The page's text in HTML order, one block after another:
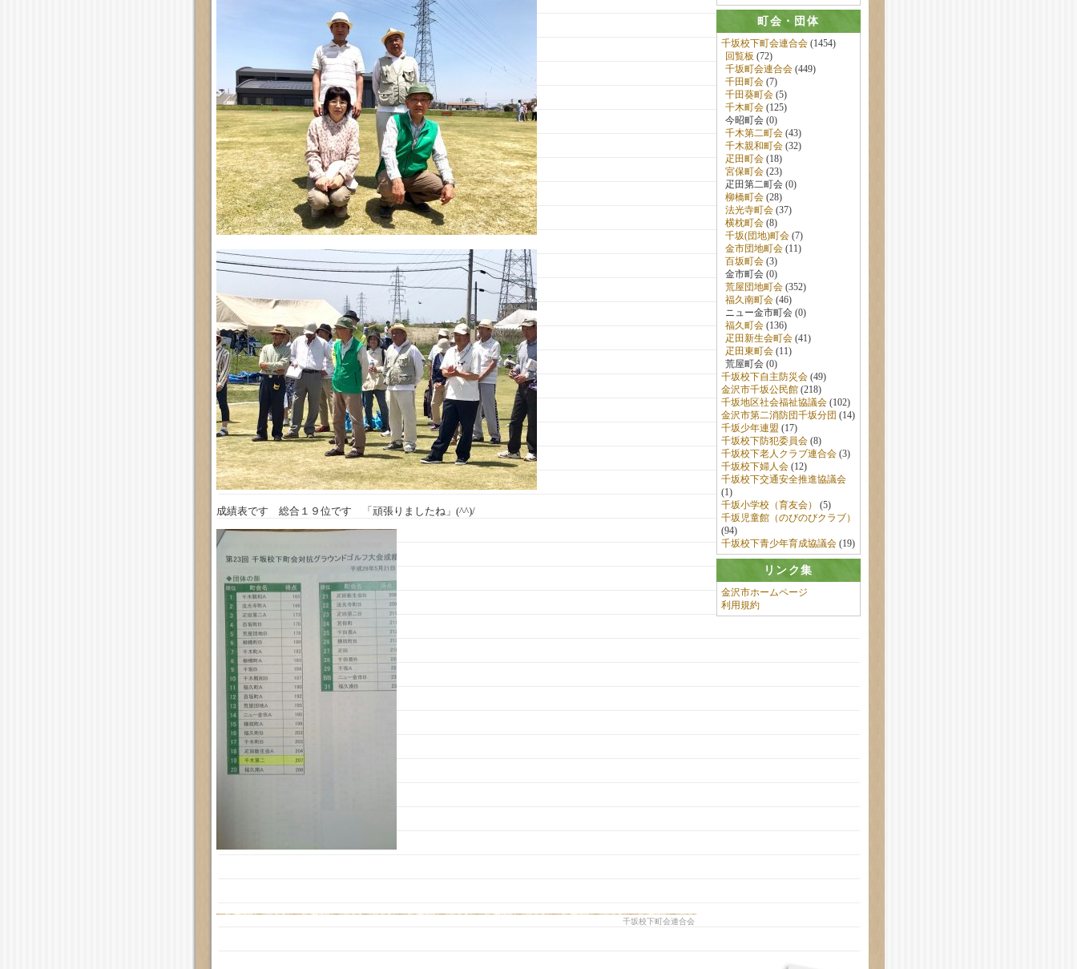
町会・団体
千坂校下町会連合会(1454)
回覧板 (72)
千坂町会連合会(449)
千田町会(7)
千田葵町会(5)
千木町会(125)
今昭町会 (0)
千木第二町会(43)
千木親和町会(32)
疋田町会(18)
宮保町会(23)
疋田第二町会 (0)
柳橋町会(28)
法光寺町会(37)
横枕町会(8)
千坂(団地)町会(7)
金市団地町会(11)
百坂町会(3)
金市町会 (0)
荒屋団地町会(352)
福久南町会(46)
ニュー金市町会 (0)
福久町会(136)
疋田新生会町会(41)
疋田東町会(11)
荒屋町会 (0)
千坂校下自主防災会(49)
金沢市千坂公民館(218)
千坂地区社会福祉協議会(102)
金沢市第二消防団千坂分団 (14)
千坂少年連盟 (17)
千坂校下防犯委員会(8)
千坂校下老人クラブ連合会(3)
千坂校下婦人会(12)
千坂校下交通安全推進協議会
(1)
千坂小学校（育友会）
(5)
千坂児童館（のびのびクラブ）
(94)
千坂校下青少年育成協議会(19)
リンク集
金沢市ホームページ
利用規約
成績表です 総合１９位です 「頑張りましたね」(^^)/
千坂校下町会連合会